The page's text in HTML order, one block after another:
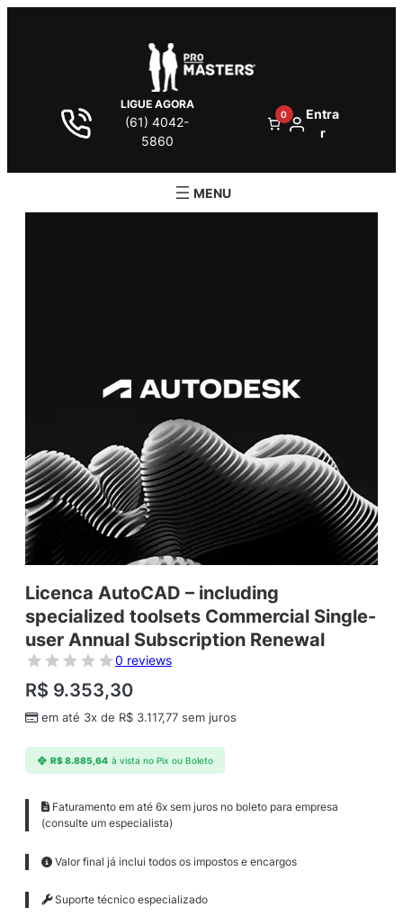
LIGUE AGORA
(61) 4042-
5860
0
Entra
r
Licenca AutoCAD – including
specialized toolsets Commercial Single-
user Annual Subscription Renewal
0 reviews
R$ 9.353,30
em até 3x de R$ 3.117,77 sem juros
R$8.885,64 à vista no Pix ou Boleto
Faturamento em até 6x sem juros no boleto para empresa
(consulte um especialista)
Valor final já inclui todos os impostos e encargos
Suporte técnico especializado